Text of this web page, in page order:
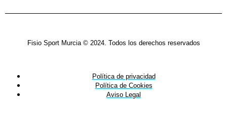
Fisio Sport Murcia © 2024. Todos los derechos reservados
Política de privacidad
Política de Cookies
Aviso Legal